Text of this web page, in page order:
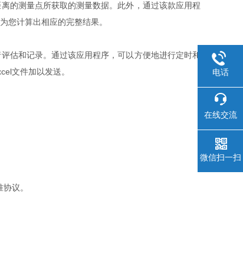
的测量点所获取的测量数据。此外，通过该款应用程
您计算出相应的完整结果。
估和记录。通过该应用程序，可以方便地进行定时和
文件加以发送。
议。
电话
在线交流
微信扫一扫